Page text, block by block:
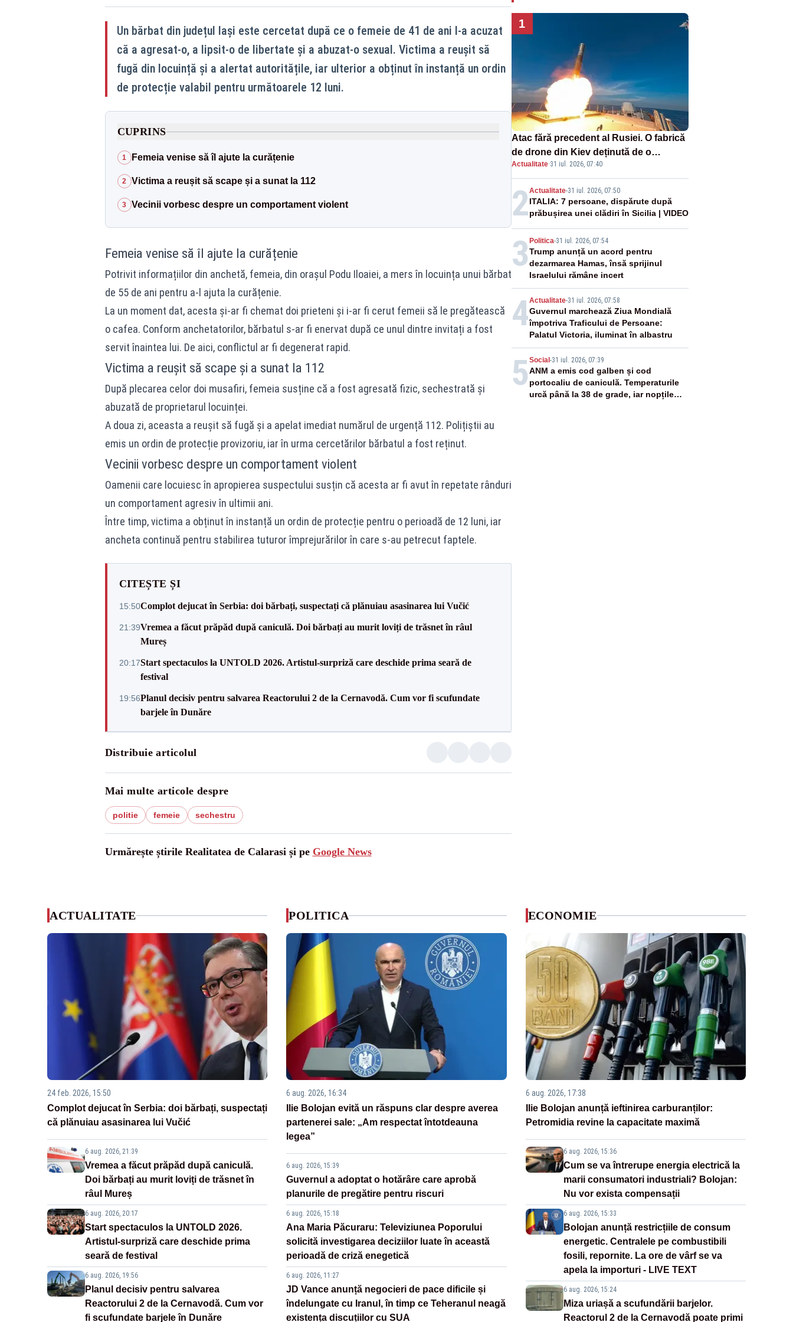
Un bărbat din județul Iași este cercetat după ce o femeie de 41 de ani l-a acuzat
că a agresat-o, a lipsit-o de libertate și a abuzat-o sexual. Victima a reușit să
fugă din locuință și a alertat autoritățile, iar ulterior a obținut în instanță un ordin
de protecție valabil pentru următoarele 12 luni.
CUPRINS
1 Femeia venise să îl ajute la curățenie
2 Victima a reușit să scape și a sunat la 112
3 Vecinii vorbesc despre un comportament violent
Femeia venise să îl ajute la curățenie
Potrivit informațiilor din anchetă, femeia, din orașul Podu Iloaiei, a mers în locuința unui bărbat
de 55 de ani pentru a-l ajuta la curățenie.
La un moment dat, acesta și-ar fi chemat doi prieteni și i-ar fi cerut femeii să le pregătească
o cafea. Conform anchetatorilor, bărbatul s-ar fi enervat după ce unul dintre invitați a fost
servit înaintea lui. De aici, conflictul ar fi degenerat rapid.
Victima a reușit să scape și a sunat la 112
După plecarea celor doi musafiri, femeia susține că a fost agresată fizic, sechestrată și
abuzată de proprietarul locuinței.
A doua zi, aceasta a reușit să fugă și a apelat imediat numărul de urgență 112. Polițiștii au
emis un ordin de protecție provizoriu, iar în urma cercetărilor bărbatul a fost reținut.
Vecinii vorbesc despre un comportament violent
Oamenii care locuiesc în apropierea suspectului susțin că acesta ar fi avut în repetate rânduri
un comportament agresiv în ultimii ani.
Între timp, victima a obținut în instanță un ordin de protecție pentru o perioadă de 12 luni, iar
ancheta continuă pentru stabilirea tuturor împrejurărilor în care s-au petrecut faptele.
CITEȘTE ȘI
15:50Complot dejucat în Serbia: doi bărbați, suspectați că plănuiau asasinarea lui Vučić
21:39Vremea a făcut prăpăd după caniculă. Doi bărbați au murit loviți de trăsnet în râul
Mureș
20:17Start spectaculos la UNTOLD 2026. Artistul-surpriză care deschide prima seară de
festival
19:56Planul decisiv pentru salvarea Reactorului 2 de la Cernavodă. Cum vor fi scufundate
barjele în Dunăre
Distribuie articolul
Mai multe articole despre
politie femeie sechestru
Urmărește știrile Realitatea de Calarasi și pe Google News
1
Atac fără precedent al Rusiei. O fabrică
de drone din Kiev deținută de o
companie americană, distrusă de o
rachetă rusească
Actualitate·31 iul. 2026, 07:40
2Actualitate-31 iul. 2026, 07:50
ITALIA: 7 persoane, dispărute după
prăbușirea unei clădiri în Sicilia | VIDEO
3 Politica-31 iul. 2026, 07:54
Trump anunță un acord pentru
dezarmarea Hamas, însă sprijinul
Israelului rămâne incert
4Actualitate-31 iul. 2026, 07:58
Guvernul marchează Ziua Mondială
împotriva Traficului de Persoane:
Palatul Victoria, iluminat în albastru
5 Social -31 iul. 2026, 07:39
ANM a emis cod galben și cod
portocaliu de caniculă. Temperaturile
urcă până la 38 de grade, iar nopțile
ACTUALITATE
24 feb. 2026, 15:50
Complot dejucat în Serbia: doi bărbați, suspectați
că plănuiau asasinarea lui Vučić
6 aug. 2026, 21:39
Vremea a făcut prăpăd după caniculă.
Doi bărbați au murit loviți de trăsnet în
râul Mureș
6 aug. 2026, 20:17
Start spectaculos la UNTOLD 2026.
Artistul-surpriză care deschide prima
seară de festival
6 aug. 2026, 19:56
Planul decisiv pentru salvarea
Reactorului 2 de la Cernavodă. Cum vor
fi scufundate barjele în Dunăre
POLITICA
6 aug. 2026, 16:34
Ilie Bolojan evită un răspuns clar despre averea
partenerei sale: „Am respectat întotdeauna
legea”
6 aug. 2026, 15:39
Guvernul a adoptat o hotărâre care aprobă
planurile de pregătire pentru riscuri
6 aug. 2026, 15:18
Ana Maria Păcuraru: Televiziunea Poporului
solicită investigarea deciziilor luate în această
perioadă de criză enegetică
6 aug. 2026, 11:27
JD Vance anunță negocieri de pace dificile și
îndelungate cu Iranul, în timp ce Teheranul neagă
existența discuțiilor cu SUA
ECONOMIE
6 aug. 2026, 17:38
Ilie Bolojan anunță ieftinirea carburanților:
Petromidia revine la capacitate maximă
6 aug. 2026, 15:36
Cum se va întrerupe energia electrică la
marii consumatori industriali? Bolojan:
Nu vor exista compensații
6 aug. 2026, 15:33
Bolojan anunță restricțiile de consum
energetic. Centralele pe combustibili
fosili, repornite. La ore de vârf se va
apela la importuri - LIVE TEXT
6 aug. 2026, 15:24
Miza uriașă a scufundării barjelor.
Reactorul 2 de la Cernavodă poate primi